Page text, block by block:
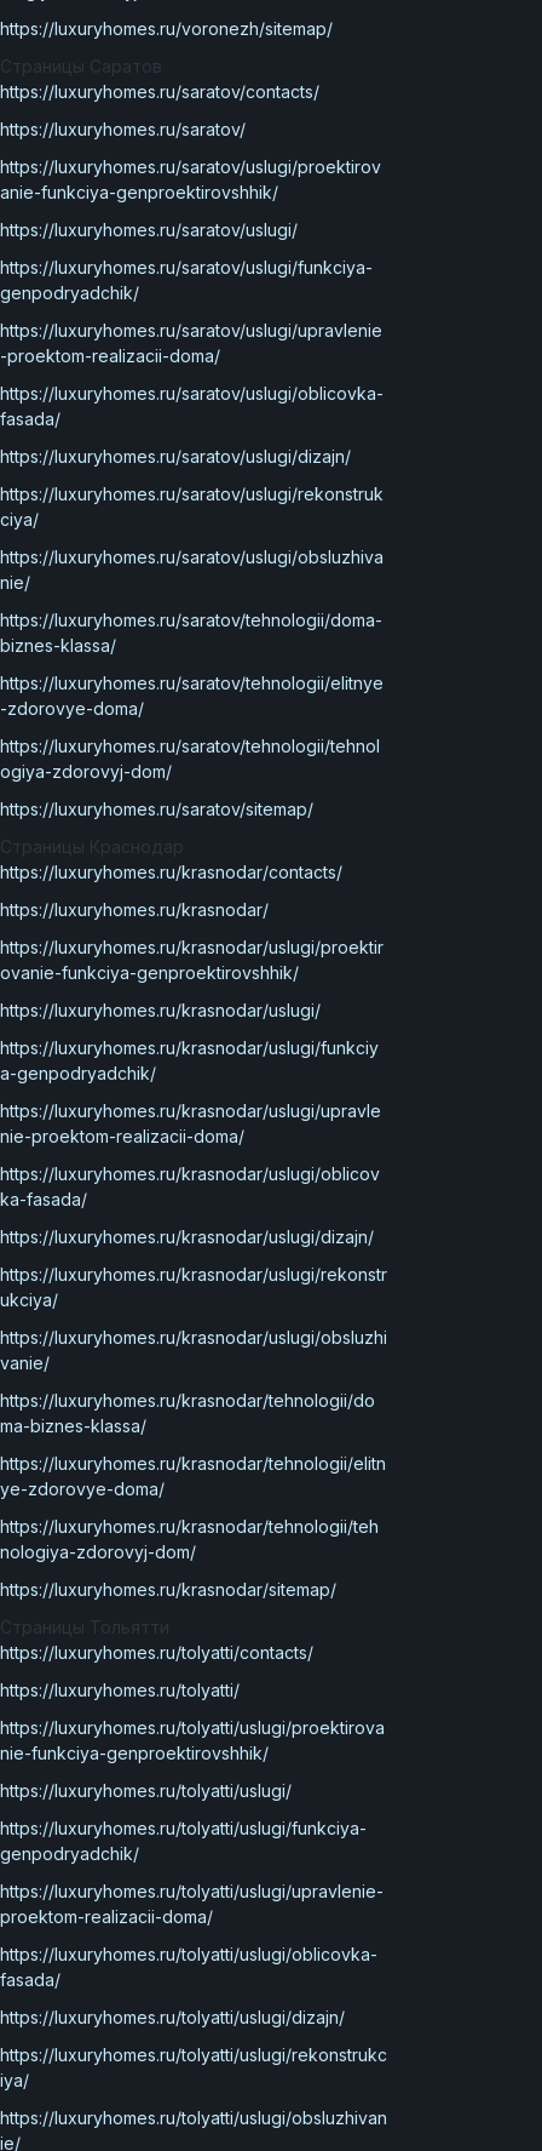
https://luxuryhomes.ru/voronezh/sitemap/
Страницы Саратов
https://luxuryhomes.ru/saratov/contacts/
https://luxuryhomes.ru/saratov/
https://luxuryhomes.ru/saratov/uslugi/proektirov
anie-funkciya-genproektirovshhik/
https://luxuryhomes.ru/saratov/uslugi/
https://luxuryhomes.ru/saratov/uslugi/funkciya-
genpodryadchik/
https://luxuryhomes.ru/saratov/uslugi/upravlenie
-proektom-realizacii-doma/
https://luxuryhomes.ru/saratov/uslugi/oblicovka-
fasada/
https://luxuryhomes.ru/saratov/uslugi/dizajn/
https://luxuryhomes.ru/saratov/uslugi/rekonstruk
ciya/
https://luxuryhomes.ru/saratov/uslugi/obsluzhiva
nie/
https://luxuryhomes.ru/saratov/tehnologii/doma-
biznes-klassa/
https://luxuryhomes.ru/saratov/tehnologii/elitnye
-zdorovye-doma/
https://luxuryhomes.ru/saratov/tehnologii/tehnol
ogiya-zdorovyj-dom/
https://luxuryhomes.ru/saratov/sitemap/
Страницы Краснодар
https://luxuryhomes.ru/krasnodar/contacts/
https://luxuryhomes.ru/krasnodar/
https://luxuryhomes.ru/krasnodar/uslugi/proektir
ovanie-funkciya-genproektirovshhik/
https://luxuryhomes.ru/krasnodar/uslugi/
https://luxuryhomes.ru/krasnodar/uslugi/funkciy
a-genpodryadchik/
https://luxuryhomes.ru/krasnodar/uslugi/upravle
nie-proektom-realizacii-doma/
https://luxuryhomes.ru/krasnodar/uslugi/oblicov
ka-fasada/
https://luxuryhomes.ru/krasnodar/uslugi/dizajn/
https://luxuryhomes.ru/krasnodar/uslugi/rekonstr
ukciya/
https://luxuryhomes.ru/krasnodar/uslugi/obsluzhi
vanie/
https://luxuryhomes.ru/krasnodar/tehnologii/do
ma-biznes-klassa/
https://luxuryhomes.ru/krasnodar/tehnologii/elitn
ye-zdorovye-doma/
https://luxuryhomes.ru/krasnodar/tehnologii/teh
nologiya-zdorovyj-dom/
https://luxuryhomes.ru/krasnodar/sitemap/
Страницы Тольятти
https://luxuryhomes.ru/tolyatti/contacts/
https://luxuryhomes.ru/tolyatti/
https://luxuryhomes.ru/tolyatti/uslugi/proektirova
nie-funkciya-genproektirovshhik/
https://luxuryhomes.ru/tolyatti/uslugi/
https://luxuryhomes.ru/tolyatti/uslugi/funkciya-
genpodryadchik/
https://luxuryhomes.ru/tolyatti/uslugi/upravlenie-
proektom-realizacii-doma/
https://luxuryhomes.ru/tolyatti/uslugi/oblicovka-
fasada/
https://luxuryhomes.ru/tolyatti/uslugi/dizajn/
https://luxuryhomes.ru/tolyatti/uslugi/rekonstrukc
iya/
https://luxuryhomes.ru/tolyatti/uslugi/obsluzhivan
ie/